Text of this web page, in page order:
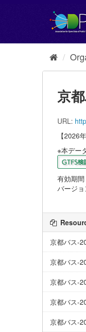
京
URL:
【2026
※本デー
有効期
バージ
京都バス-
京都バス-
京都バス-
京都バス-
京都バス-